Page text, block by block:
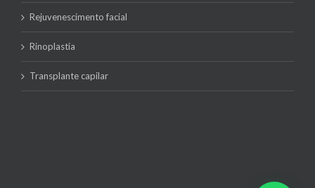
Rejuvenescimento facial
Rinoplastia
Transplante capilar